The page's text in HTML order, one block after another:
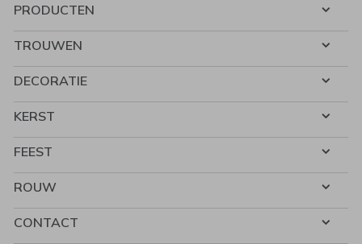
PRODUCTEN
TROUWEN
DECORATIE
KERST
FEEST
ROUW
CONTACT